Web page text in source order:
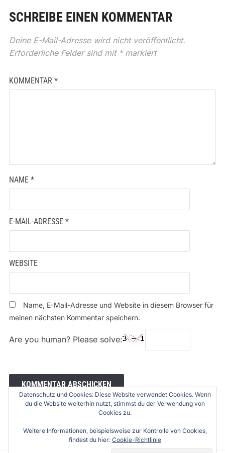
SCHREIBE EINEN KOMMENTAR
Deine E-Mail-Adresse wird nicht veröffentlicht.
Erforderliche Felder sind mit *markiert
KOMMENTAR *
NAME *
E-MAIL-ADRESSE *
WEBSITE
Name, E-Mail-Adresse und Website in diesem Browser für
meinen nächsten Kommentar speichern.
Are you human? Please solve:
Datenschutz und Cookies: Diese Website verwendet Cookies. Wenn
du die Website weiterhin nutzt, stimmst du der Verwendung von
Cookies zu.
Weitere Informationen, beispielsweise zur Kontrolle von Cookies,
findest du hier: Cookie-Richtlinie